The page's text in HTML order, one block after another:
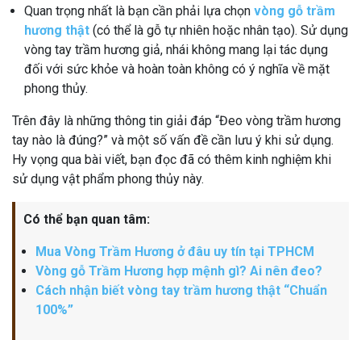
Quan trọng nhất là bạn cần phải lựa chọn vòng gỗ trầm
hương thật (có thể là gỗ tự nhiên hoặc nhân tạo). Sử dụng
vòng tay trầm hương giả, nhái không mang lại tác dụng
đối với sức khỏe và hoàn toàn không có ý nghĩa về mặt
phong thủy.
Trên đây là những thông tin giải đáp “Đeo vòng trầm hương
tay nào là đúng?” và một số vấn đề cần lưu ý khi sử dụng.
Hy vọng qua bài viết, bạn đọc đã có thêm kinh nghiệm khi
sử dụng vật phẩm phong thủy này.
Có thể bạn quan tâm:
Mua Vòng Trầm Hương ở đâu uy tín tại TPHCM
Vòng gỗ Trầm Hương hợp mệnh gì? Ai nên đeo?
Cách nhận biết vòng tay trầm hương thật “Chuẩn
100%”